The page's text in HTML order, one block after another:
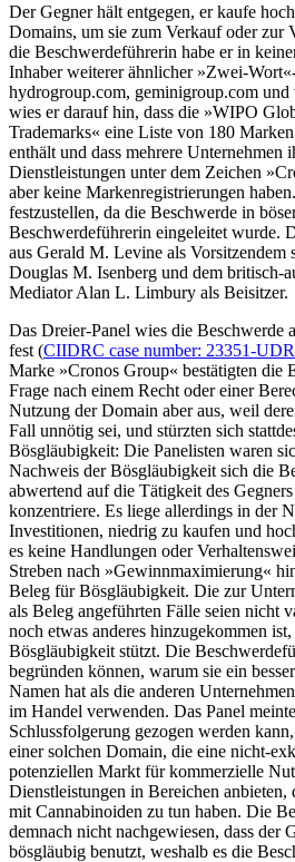
Der Gegner hält entgegen, er kaufe
Domains, um sie zum Verkauf oder zur
die Beschwerdeführerin habe er in
Inhaber weiterer ähnlicher »Zwei-
hydrogroup.com, geminigroup.com
wies er darauf hin, dass die »WIPO
Trademarks« eine Liste von 180
enthält und dass mehrere Unternehmen
Dienstleistungen unter dem Zeichen
aber keine Markenregistrierungen
festzustellen, da die Beschwerde in
Beschwerdeführerin eingeleitet wurde.
aus Gerald M. Levine als
Douglas M. Isenberg und dem britisch-
Mediator Alan L. Limbury als Beisitzer.
Das Dreier-Panel wies die Beschwerde
fest (CIIDRC case number: 23351-
Marke »Cronos Group« bestätigten die
Frage nach einem Recht oder einer
Nutzung der Domain aber aus, weil
Fall unnötig sei, und stürzten sich
Bösgläubigkeit: Die Panelisten waren
Nachweis der Bösgläubigkeit sich die
abwertend auf die Tätigkeit des
konzentriere. Es liege allerdings in der
Investitionen, niedrig zu kaufen und
es keine Handlungen oder
Streben nach »Gewinnmaximierung«
Beleg für Bösgläubigkeit. Die zur
als Beleg angeführten Fälle seien nicht
noch etwas anderes hinzugekommen
Bösgläubigkeit stützt. Die
begründen können, warum sie ein
Namen hat als die anderen
im Handel verwenden. Das Panel
Schlussfolgerung gezogen werden
einer solchen Domain, die eine nicht-
potenziellen Markt für kommerzielle
Dienstleistungen in Bereichen anbieten,
mit Cannabinoiden zu tun haben. Die
demnach nicht nachgewiesen, dass der
bösgläubig benutzt, weshalb es die